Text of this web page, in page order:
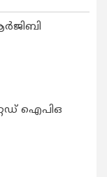
ഐപിഒ